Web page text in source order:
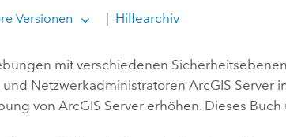
Versionen | Hilfearchiv
mit verschiedenen
und NetzwerkadministratorenArcGIS Server
vonArcGIS Server erhöhen. Dieses